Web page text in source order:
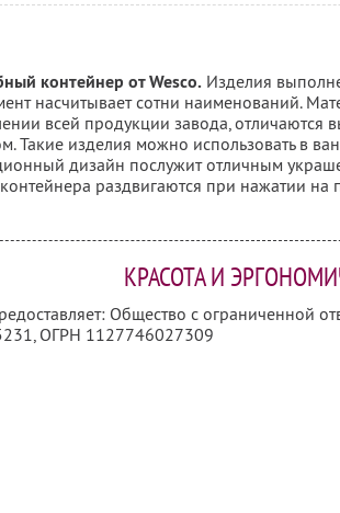
контейнер от Wesco. Изделия
насчитывает сотни наименований.
всей продукции завода,
Такие изделия можно использовать в
дизайн послужит отличным
раздвигаются при нажатии на
КРАСОТА И
Общество с ограниченной
, ОГРН 1127746027309